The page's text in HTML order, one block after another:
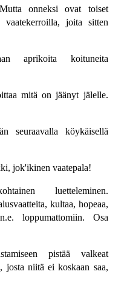
onneksi ovat toiset
vaatekerroilla, joita sitten
aprikoita koituneita
mitä on jäänyt jälelle.
seuraavalla köykäisellä
jok'ikinen vaatepala!
luetteleminen.
kultaa, hopeaa,
loppumattomiin. Osa
pistää valkeat
josta niitä ei koskaan saa,